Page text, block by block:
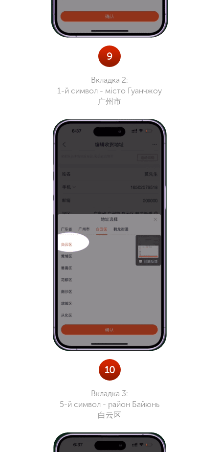
9
Вкладка 2:
1-й символ - місто Гуанчжоу
广州市
10
Вкладка 3:
5-й символ - район Байюнь
白云区